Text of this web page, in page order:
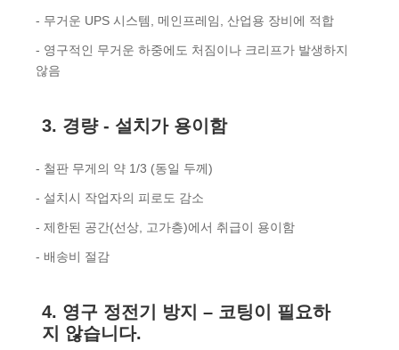
- 무거운 UPS 시스템, 메인프레임, 산업용 장비에 적합
- 영구적인 무거운 하중에도 처짐이나 크리프가 발생하지
않음
3. 경량 - 설치가 용이함
- 철판 무게의 약 1/3 (동일 ​​두께)
- 설치시 작업자의 피로도 감소
- 제한된 공간(선상, 고가층)에서 취급이 용이함
- 배송비 절감
4. 영구 정전기 방지 – 코팅이 필요하
지 않습니다.